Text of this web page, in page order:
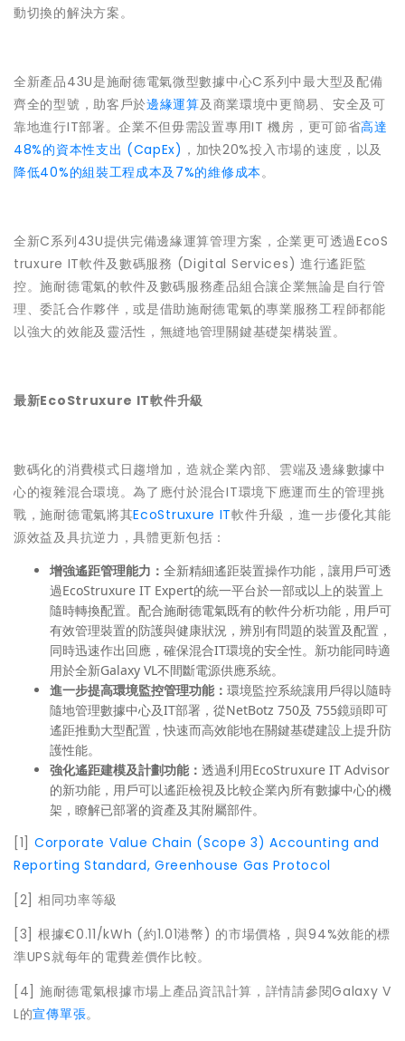
動切換的解決方案。
全新產品43U是施耐德電氣微型數據中心C系列中最大型及配備
齊全的型號，助客戶於邊緣運算及商業環境中更簡易、安全及可
靠地進行IT部署。企業不但毋需設置專用IT 機房，更可節省高達
48%的資本性支出 (CapEx) ，加快20%投入市場的速度，以及
降低40%的組裝工程成本及7%的維修成本。
全新C系列43U提供完備邊緣運算管理方案，企業更可透過EcoS
truxure IT軟件及數碼服務 (Digital Services) 進行遙距監
控。施耐德電氣的軟件及數碼服務產品組合讓企業無論是自行管
理、委託合作夥伴，或是借助施耐德電氣的專業服務工程師都能
以強大的效能及靈活性，無縫地管理關鍵基礎架構裝置。
最新EcoStruxure IT軟件升級
數碼化的消費模式日趨增加，造就企業內部、雲端及邊緣數據中
心的複雜混合環境。為了應付於混合IT環境下應運而生的管理挑
戰，施耐德電氣將其EcoStruxure IT軟件升級，進一步優化其能
源效益及具抗逆力，具體更新包括：
增強遙距管理能力： 全新精細遙距裝置操作功能，讓用戶可透
過EcoStruxure IT Expert的統一平台於一部或以上的裝置上
隨時轉換配置。配合施耐德電氣既有的軟件分析功能，用戶可
有效管理裝置的防護與健康狀況，辨別有問題的裝置及配置，
同時迅速作出回應，確保混合IT環境的安全性。新功能同時適
用於全新Galaxy VL不間斷電源供應系統。
進一步提高環境監控管理功能： 環境監控系統讓用戶得以隨時
隨地管理數據中心及IT部署，從NetBotz 750及 755鏡頭即可
遙距推動大型配置，快速而高效能地在關鍵基礎建設上提升防
護性能。
強化遙距建模及計劃功能： 透過利用EcoStruxure IT Advisor
的新功能，用戶可以遙距檢視及比較企業內所有數據中心的機
架，瞭解已部署的資產及其附屬部件。
[1] Corporate Value Chain (Scope 3) Accounting and
Reporting Standard, Greenhouse Gas Protocol
[2] 相同功率等級
[3] 根據€0.11/kWh (約1.01港幣) 的市場價格，與94%效能的標
準UPS就每年的電費差價作比較。
[4] 施耐德電氣根據市場上產品資訊計算，詳情請參閱Galaxy V
L的宣傳單張。